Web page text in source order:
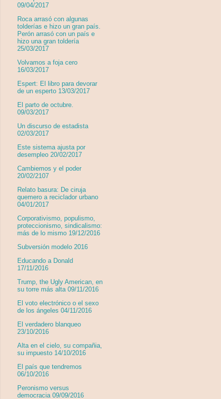
09/04/2017
Roca arrasó con algunas
tolderías e hizo un gran país.
Perón arrasó con un país e
hizo una gran toldería
25/03/2017
Volvamos a foja cero
16/03/2017
Espert: El libro para devorar
de un esperto 13/03/2017
El parto de octubre.
09/03/2017
Un discurso de estadista
02/03/2017
Este sistema ajusta por
desempleo 20/02/2017
Cambiemos y el poder
20/02/2107
Relato basura: De ciruja
quemero a reciclador urbano
04/01/2017
Corporativismo, populismo,
proteccionismo, sindicalismo:
más de lo mismo 19/12/2016
Subversión modelo 2016
Educando a Donald
17/11/2016
Trump, the Ugly American, en
su torre más alta 09/11/2016
El voto electrónico o el sexo
de los ángeles 04/11/2016
El verdadero blanqueo
23/10/2016
Alta en el cielo, su compañia,
su impuesto 14/10/2016
El país que tendremos
06/10/2016
Peronismo versus
democracia 09/09/2016